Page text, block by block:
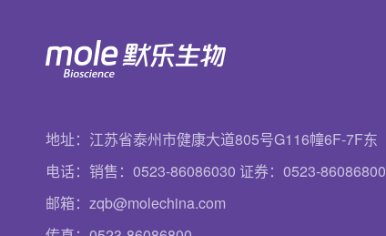
地址：江苏省泰州市健康大道805号G116幢6F-7F东
电话：销售：0523-86086030 证券：0523-86086800
邮箱：zqb@molechina.com